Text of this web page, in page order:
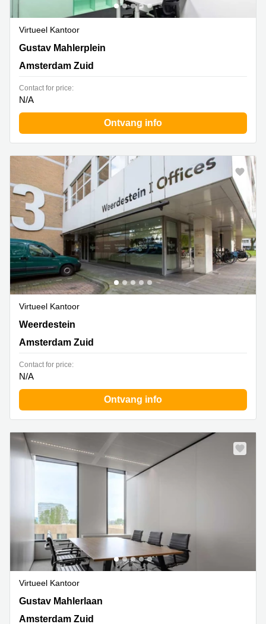
Virtueel Kantoor
Gustav Mahlerplein 2, Amsterdam Zuid
Gustav Mahlerplein
Amsterdam Zuid
Contact for price:
N/A
Ontvang info
Virtueel Kantoor
Weerdestein 97,Weerdestein 97, Amsterdam Zuid
Weerdestein
Amsterdam Zuid
Contact for price:
N/A
Ontvang info
Virtueel Kantoor
Gustav Mahlerlaan 1212, Amsterdam Zuid
Gustav Mahlerlaan
Amsterdam Zuid